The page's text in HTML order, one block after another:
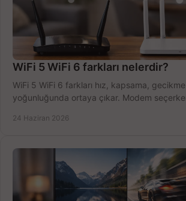
WiFi 5 WiFi 6 farkları nelerdir?
WiFi 5 WiFi 6 farkları hız, kapsama,
yoğunluğunda ortaya çıkar. Modem
24 Haziran 2026